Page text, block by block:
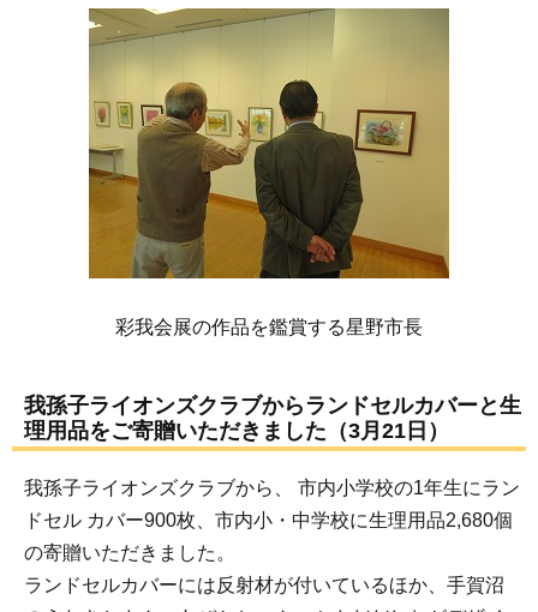
彩我会展の作品を鑑賞する星野市長
我孫子ライオンズクラブからランドセルカバーと生
理用品をご寄贈いただきました（3月21日）
我孫子ライオンズクラブから、 市内小学校の1年生にラン
ドセル カバー900枚、市内小・中学校に生理用品2,680個
の寄贈いただきました。
ランドセルカバーには反射材が付いているほか、手賀沼